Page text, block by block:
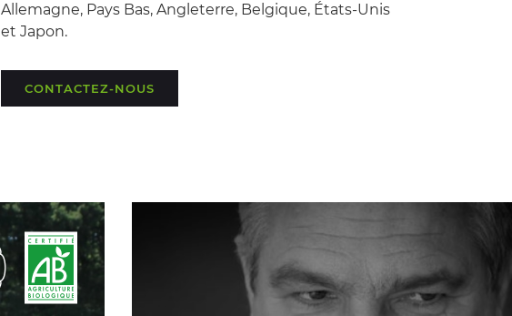
Allemagne, Pays Bas, Angleterre, Belgique, États-Unis
et Japon.
CONTACTEZ-NOUS